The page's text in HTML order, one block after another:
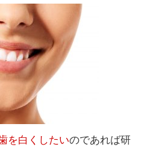
を白くしたいのであれば研